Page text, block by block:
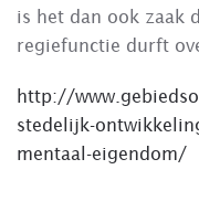
is het dan ook zaak
regiefunctie durft
http://
stedelijk-
mentaal-eigendom/